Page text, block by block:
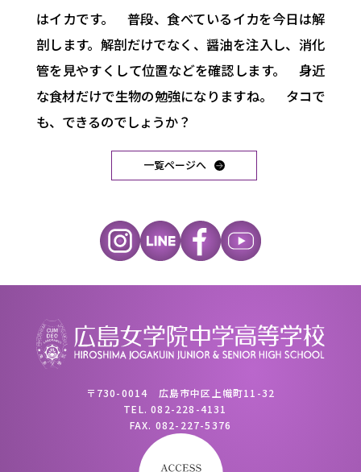
はイカです。 普段、食べているイカを今日は解
剖します。解剖だけでなく、醤油を注入し、消化
管を見やすくして位置などを確認します。 身近
な食材だけで生物の勉強になりますね。 タコで
も、できるのでしょうか？
一覧ページへ
〒730-0014 広島市中区上幟町11-32
TEL.082-228-4131
FAX. 082-227-5376